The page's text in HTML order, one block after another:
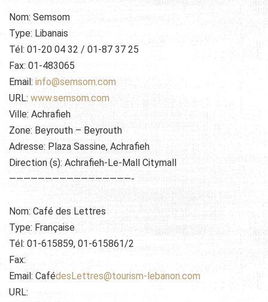
Nom: Semsom
Type: Libanais
Tél: 01-20 04 32 / 01-87 37 25
Fax: 01-483065
Email: info@semsom.com
URL:www.semsom.com
Ville: Achrafieh
Zone: Beyrouth – Beyrouth
Adresse: Plaza Sassine, Achrafieh
Direction (s): Achrafieh-Le-Mall Citymall
—————————————————-
Nom: Café des Lettres
Type: Française
Tél: 01-615859, 01-615861/2
Fax:
Email: CafédesLettres@tourism-lebanon.com
URL: